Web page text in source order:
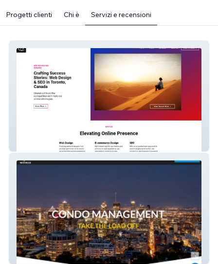
Progetti clienti Chi è Servizi e recensioni
MaVille